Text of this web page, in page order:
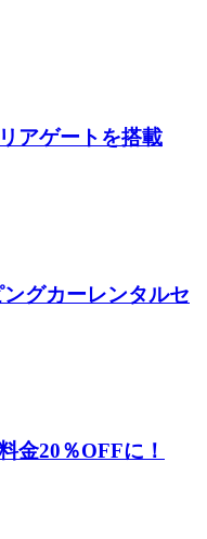
アゲートを搭載
グカーレンタルセ
金20％OFFに！